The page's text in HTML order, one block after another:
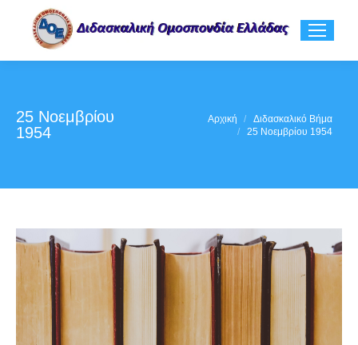
25 Νοεμβρίου
1954
Αρχική
Διδασκαλικό Βήμα
25 Νοεμβρίου 1954